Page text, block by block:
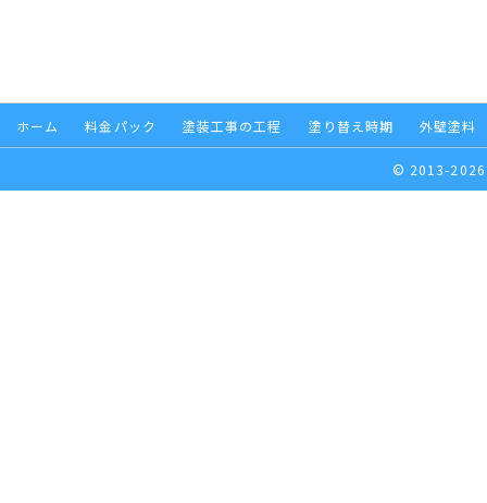
ホーム 料金パック 塗装工事の工程 塗り替え時期 外壁塗料
© 2013-2026